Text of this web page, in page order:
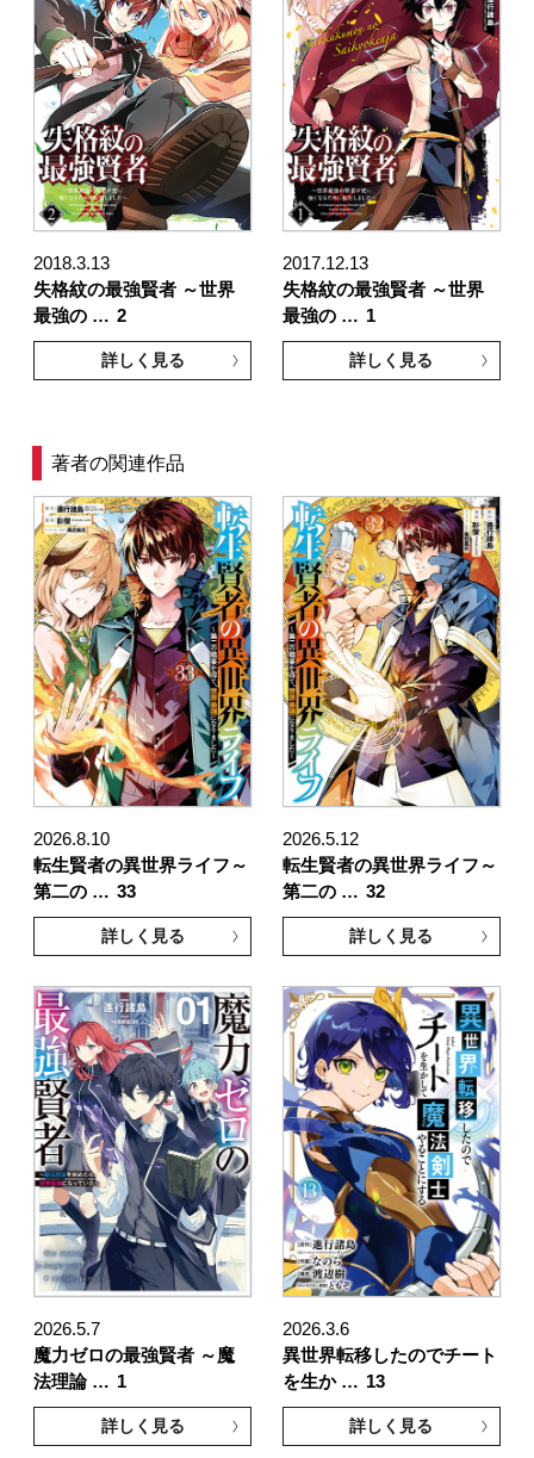
2018.3.13
失格紋の最強賢者 ～世界
最強の … 2
詳しく見る
2017.12.13
失格紋の最強賢者 ～世界
最強の … 1
詳しく見る
著者の関連作品
2026.8.10
転生賢者の異世界ライフ～
第二の … 33
詳しく見る
2026.5.12
転生賢者の異世界ライフ～
第二の … 32
詳しく見る
2026.5.7
魔力ゼロの最強賢者 ～魔
法理論 … 1
詳しく見る
2026.3.6
異世界転移したのでチート
を生か … 13
詳しく見る